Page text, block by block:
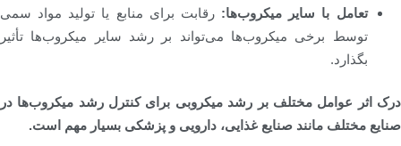
تعامل با سایر میکروب‌ها: رقابت برای منابع یا تولید مواد سمی
توسط برخی میکروب‌ها می‌تواند بر رشد سایر میکروب‌ها تأثیر
بگذارد.
درک اثر عوامل مختلف بر رشد میکروبی برای کنترل رشد میکروب‌ها در
صنایع مختلف مانند صنایع غذایی، دارویی و پزشکی بسیار مهم است.